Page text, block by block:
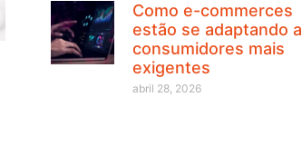
Como e-commerces
estão se adaptando a
consumidores mais
exigentes
abril 28, 2026